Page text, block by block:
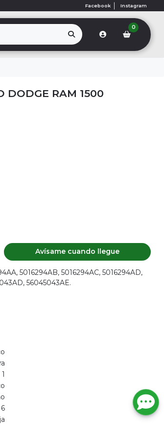
Facebook Instagram
0
DODGE RAM 1500
Avísame cuando llegue
5016294AB, 5016294AC, 5016294AD,
56045043AE.
1
6